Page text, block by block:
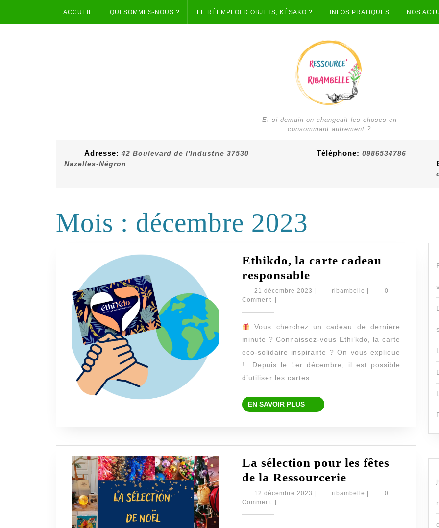
content
ACCUEIL QUI SOMMES-NOUS ? LE RÉEMPLOI D’OBJETS, KÉSAKO ? INFOS PRATIQUES NOS
Et si demain on changeait les choses en
consommant autrement ?
Adresse: 42 Boulevard de l'Industrie 37530
Nazelles-Négron
Téléphone: 0986534786
Mois : décembre 2023
Ethikdo, la carte cadeau
responsable
la
responsable
21 décembre 2023 21
ribambelle ribambelle
0
Comment
Vous cherchez un cadeau de dernière
minute ? Connaissez-vous Ethi’kdo, la carte
éco-solidaire inspirante ? On vous explique
! Depuis le 1er décembre, il est possible
d’utiliser les cartes
EN SAVOIR PLUS
EN
SAVOIR
La sélection pour les fêtes
de la Ressourcerie
sélection
12 décembre 2023 12
ribambelle ribambelle
0
Comment